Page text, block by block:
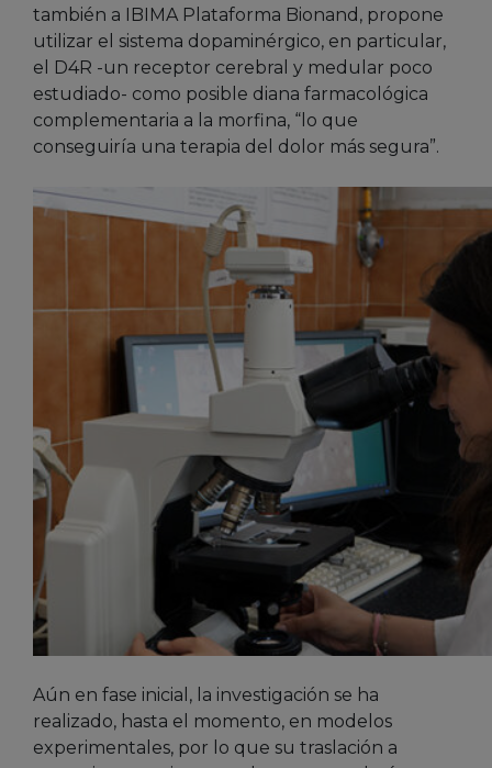
también a IBIMA Plataforma Bionand, propone
utilizar el sistema dopaminérgico, en particular,
el D4R -un receptor cerebral y medular poco
estudiado- como posible diana farmacológica
complementaria a la morfina, “lo que
conseguiría una terapia del dolor más segura”.
Aún en fase inicial, la investigación se ha
realizado, hasta el momento, en modelos
experimentales, por lo que su traslación a